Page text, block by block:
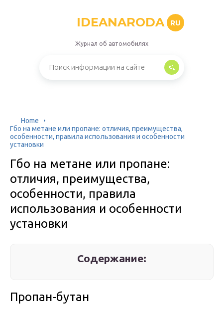
IDEANARODA RU
Журнал об автомобилях
Home
Гбо на метане или пропане: отличия, преимущества,
особенности, правила использования и особенности
установки
Гбо на метане или пропане:
отличия, преимущества,
особенности, правила
использования и особенности
установки
Содержание:
Пропан-бутан